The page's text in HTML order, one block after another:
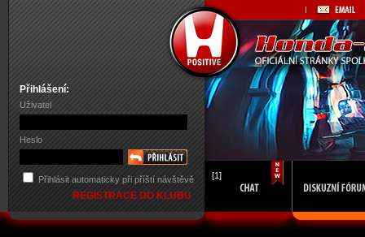
Přihlášení:
Uživatel
Heslo
Přihlásit automaticky při příští návštěvě
REGISTRACE DO KLUBU
[1]